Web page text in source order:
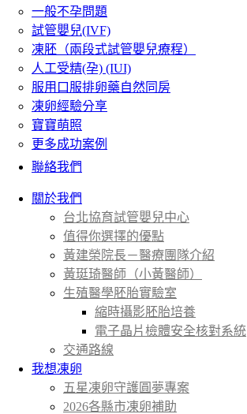
一般不孕問題
試管嬰兒(IVF)
凍胚（兩段式試管嬰兒療程）
人工受精(孕) (IUI)
服用口服排卵藥自然同房
凍卵經驗分享
寶寶萌照
更多成功案例
聯絡我們
關於我們
台北協育試管嬰兒中心
值得你選擇的優點
黃建榮院長－醫療團隊介紹
黃珽琦醫師（小黃醫師）
生殖醫學胚胎實驗室
縮時攝影胚胎培養
電子晶片檢體安全核對系統
交通路線
我想凍卵
五星凍卵守護圓夢專案
2026各縣市凍卵補助